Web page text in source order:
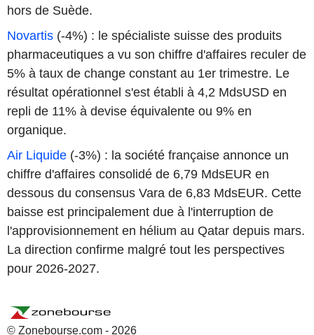
hors de Suède.
Novartis (-4%) : le spécialiste suisse des produits
pharmaceutiques a vu son chiffre d'affaires reculer de
5% à taux de change constant au 1er trimestre. Le
résultat opérationnel s'est établi à 4,2 MdsUSD en
repli de 11% à devise équivalente ou 9% en
organique.
Air Liquide (-3%) : la société française annonce un
chiffre d'affaires consolidé de 6,79 MdsEUR en
dessous du consensus Vara de 6,83 MdsEUR. Cette
baisse est principalement due à l'interruption de
l'approvisionnement en hélium au Qatar depuis mars.
La direction confirme malgré tout les perspectives
pour 2026-2027.
© Zonebourse.com - 2026